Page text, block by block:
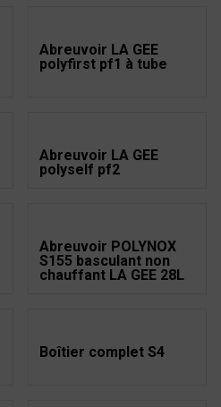
Abreuvoir LA GEE
polyfirst pf1 à tube
Abreuvoir LA GEE
polyself pf2
Abreuvoir POLYNOX
S155 basculant non
chauffant LA GEE 28L
Boîtier complet S4